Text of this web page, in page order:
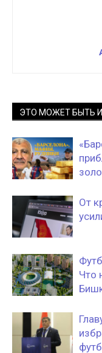
ЭТО МОЖЕТ БЫТЬ
От
Что